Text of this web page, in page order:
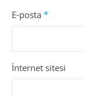
E-posta *
İnternet sitesi